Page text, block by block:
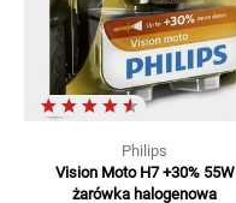
Philips
Vision Moto H7 +30% 55W
żarówka halogenowa